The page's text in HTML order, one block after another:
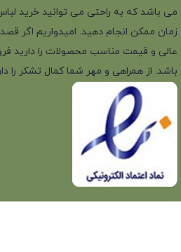
می باشد که به راحتی می توانید خرید
زمان ممکن انجام دهید. امیدواریم اگر
عالی و قیمت مناسب محصولات را دارید
باشد. از همراهی و مهر شما کمال تشکر را